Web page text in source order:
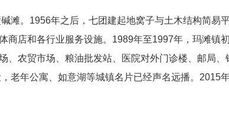
滩。1956年之后，七团建起地窝子与土木结构简易
商店和各行业服务设施。1989年至1997年，玛滩镇
、农贸市场、粮油批发站、医院对外门诊楼、邮局、
老年公寓、如意湖等城镇名片已经声名远播。2015